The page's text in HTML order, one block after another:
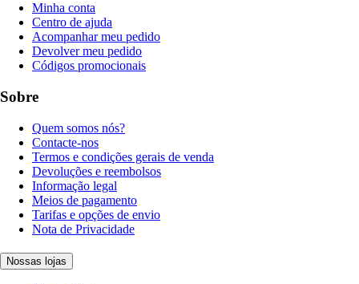
Minha conta
Centro de ajuda
Acompanhar meu pedido
Devolver meu pedido
Códigos promocionais
Sobre
Quem somos nós?
Contacte-nos
Termos e condições gerais de venda
Devoluções e reembolsos
Informação legal
Meios de pagamento
Tarifas e opções de envio
Nota de Privacidade
Nossas lojas